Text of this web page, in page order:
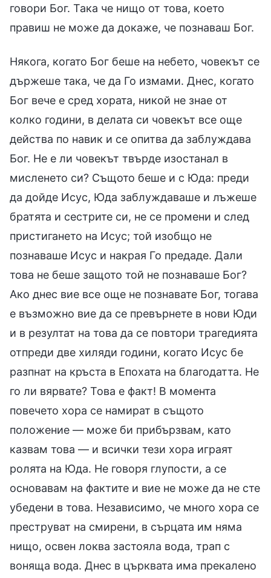
говори Бог. Така че нищо от това, което
правиш не може да докаже, че познаваш Бог.
Някога, когато Бог беше на небето, човекът се
държеше така, че да Го измами. Днес, когато
Бог вече е сред хората, никой не знае от
колко години, в делата си човекът все още
действа по навик и се опитва да заблуждава
Бог. Не е ли човекът твърде изостанал в
мисленето си? Същото беше и с Юда: преди
да дойде Исус, Юда заблуждаваше и лъжеше
братята и сестрите си, не се промени и след
пристигането на Исус; той изобщо не
познаваше Исус и накрая Го предаде. Дали
това не беше защото той не познаваше Бог?
Ако днес вие все още не познавате Бог, тогава
е възможно вие да се превърнете в нови Юди
и в резултат на това да се повтори трагедията
отпреди две хиляди години, когато Исус бе
разпнат на кръста в Епохата на благодатта. Не
го ли вярвате? Това е факт! В момента
повечето хора се намират в същото
положение — може би прибързвам, като
казвам това — и всички тези хора играят
ролята на Юда. Не говоря глупости, а се
основавам на фактите и вие не може да не сте
убедени в това. Независимо, че много хора се
преструват на смирени, в сърцата им няма
нищо, освен локва застояла вода, трап с
воняща вода. Днес в църквата има прекалено